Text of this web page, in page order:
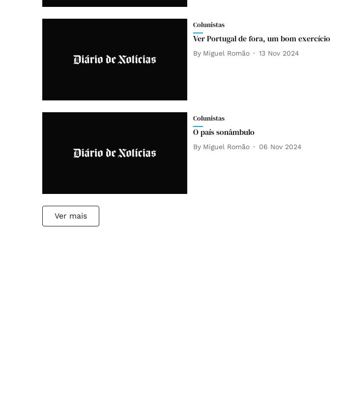
Colunistas
Ver Portugal de fora, um bom exercício
By Miguel Romão 13 Nov 2024
Colunistas
O país sonâmbulo
By Miguel Romão 06 Nov 2024
Ver mais